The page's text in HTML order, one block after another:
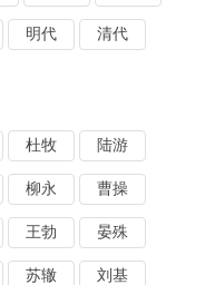
明代 清代
杜牧 陆游
柳永 曹操
王勃 晏殊
苏辙 刘基